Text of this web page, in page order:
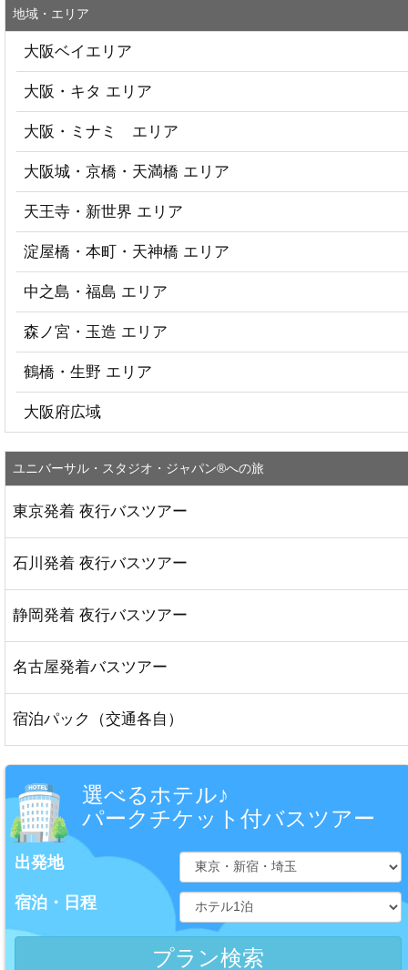
地域・エリア
大阪ベイエリア
大阪・キタ エリア
大阪・ミナミ エリア
大阪城・京橋・天満橋 エリア
天王寺・新世界 エリア
淀屋橋・本町・天神橋 エリア
中之島・福島 エリア
森ノ宮・玉造 エリア
鶴橋・生野 エリア
大阪府広域
ユニバーサル・スタジオ・ジャパン®への旅
東京発着 夜行バスツアー
石川発着 夜行バスツアー
静岡発着 夜行バスツアー
名古屋発着バスツアー
宿泊パック（交通各自）
選べるホテル♪
パークチケット付バスツアー
出発地
宿泊・日程